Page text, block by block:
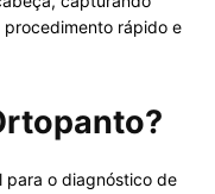
procedimento rápido e
para o diagnóstico de